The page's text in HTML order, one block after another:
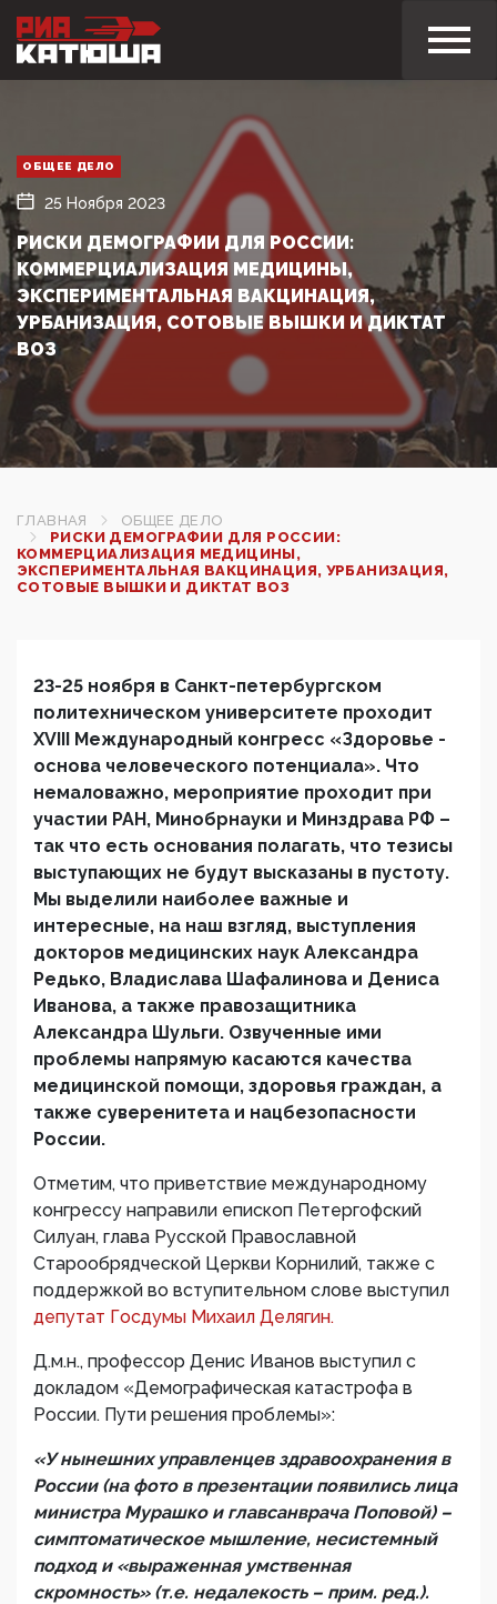
ОБЩЕЕ ДЕЛО
25 Ноября 2023
РИСКИ ДЕМОГРАФИИ ДЛЯ РОССИИ:
КОММЕРЦИАЛИЗАЦИЯ МЕДИЦИНЫ,
ЭКСПЕРИМЕНТАЛЬНАЯ ВАКЦИНАЦИЯ,
УРБАНИЗАЦИЯ, СОТОВЫЕ ВЫШКИ И ДИКТАТ
ВОЗ
ГЛАВНАЯ
ОБЩЕЕ ДЕЛО
РИСКИ ДЕМОГРАФИИ ДЛЯ РОССИИ:
КОММЕРЦИАЛИЗАЦИЯ МЕДИЦИНЫ,
ЭКСПЕРИМЕНТАЛЬНАЯ ВАКЦИНАЦИЯ, УРБАНИЗАЦИЯ,
СОТОВЫЕ ВЫШКИ И ДИКТАТ ВОЗ
23-25 ноября в Санкт-петербургском
политехническом университете проходит
XVIII Международный конгресс «Здоровье -
основа человеческого потенциала». Что
немаловажно, мероприятие проходит при
участии РАН, Минобрнауки и Минздрава РФ –
так что есть основания полагать, что тезисы
выступающих не будут высказаны в пустоту.
Мы выделили наиболее важные и
интересные, на наш взгляд, выступления
докторов медицинских наук Александра
Редько, Владислава Шафалинова и Дениса
Иванова, а также правозащитника
Александра Шульги. Озвученные ими
проблемы напрямую касаются качества
медицинской помощи, здоровья граждан, а
также суверенитета и нацбезопасности
России.
Отметим, что приветствие международному
конгрессу направили епископ Петергофский
Силуан, глава Русской Православной
Старообрядческой Церкви Корнилий, также с
поддержкой во вступительном слове выступил
депутат Госдумы Михаил Делягин.
Д.м.н., профессор Денис Иванов выступил с
докладом «Демографическая катастрофа в
России. Пути решения проблемы»:
«У нынешних управленцев здравоохранения в
России (на фото в презентации появились лица
министра Мурашко и главсанврача Поповой) –
симптоматическое мышление, несистемный
подход и «выраженная умственная
скромность» (т.е. недалекость – прим. ред.).